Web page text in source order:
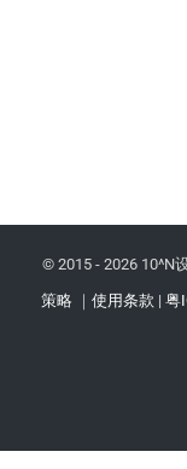
© 2015 - 2026 10^N
策略 ｜ 使用条款 | 粤